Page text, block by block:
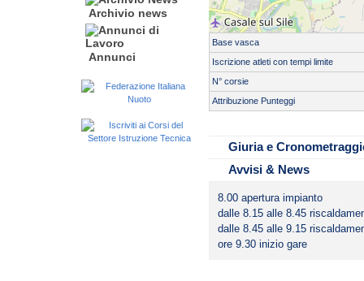
Archivio news
Annunci
Base vasca
Iscrizione atleti con tempi limite
N° corsie
Attribuzione Punteggi
Giuria e
Servizio di cronometraggio:
Tipo cronometraggio:
Altri:
Avvisi & News
8.00 apertura impianto
dalle 8.15 alle 8.45
dalle 8.45 alle 9.15
ore 9.30 inizio gare